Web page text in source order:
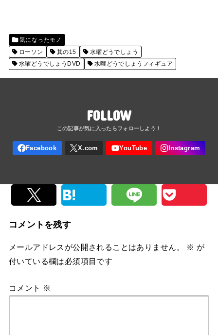
気になったモノ
ローソン
其の15
水曜どうでしょう
水曜どうでしょうDVD
水曜どうでしょうフィギュア
FOLLOW
コメントを残す
メールアドレスが公開されることはありません。 ※ が
付いている欄は必須項目です
コメント ※